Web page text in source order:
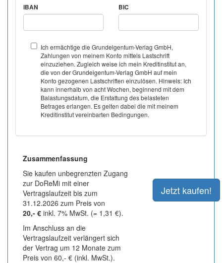
IBAN BIC
Ich ermächtige die Grundeigentum-Verlag GmbH,
Zahlungen von meinem Konto mittels Lastschrift
einzuziehen. Zugleich weise ich mein Kreditinstitut an,
die von der Grundeigentum-Verlag GmbH auf mein
Konto gezogenen Lastschriften einzulösen. Hinweis: Ich
kann innerhalb von acht Wochen, beginnend mit dem
Balastungsdatum, die Erstattung des belasteten
Betrages erlangen. Es gelten dabei die mit meinem
Kreditinstitut vereinbarten Bedingungen.
Zusammenfassung
Sie kaufen unbegrenzten Zugang
zur DoReMi mit einer
Vertragslaufzeit bis zum
31.12.2026 zum Preis von
20,- € inkl. 7% MwSt. (= 1,31 €).
Im Anschluss an die
Vertragslaufzeit verlängert sich
der Vertrag um 12 Monate zum
Preis von 60,- € (inkl. MwSt.).